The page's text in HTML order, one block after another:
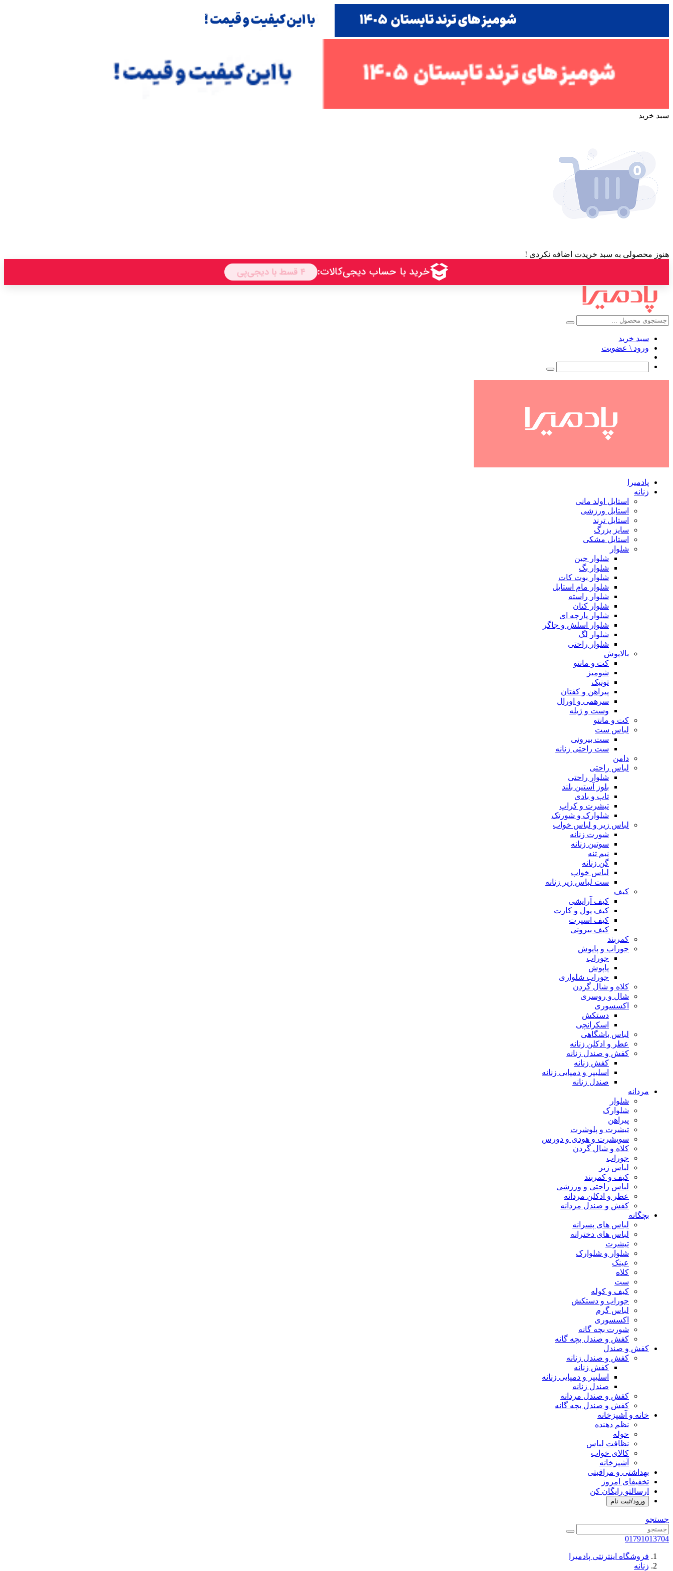
سبد خرید
هنوز محصولی به سبد خریدت اضافه نکردی !
سبد خرید
ورود \ عضویت
پادمیرا
زنانه
استایل اولد مانی
استایل ورزشی
استایل ترند
سایز بزرگ
استایل مشکی
شلوار
شلوار جین
شلوار بگ
شلوار بوت کات
شلوار مام استایل
شلوار راسته
شلوار کتان
شلوار پارچه ای
شلوار اسلش و جاگر
شلوار لگ
شلوار راحتی
بالاپوش
کت و مانتو
شومیز
تونیک
پیراهن و کفتان
سرهمی و اورال
وست و ژیله
کت و مانتو
لباس ست
ست بیرونی
ست راحتی زنانه
دامن
لباس راحتی
شلوار راحتی
بلوز آستین بلند
تاپ و بادی
تیشرت و کراپ
شلوارک و شورتک
لباس زیر و لباس خواب
شورت زنانه
سوتین زنانه
نیم تنه
گن زنانه
لباس خواب
ست لباس زیر زنانه
کیف
کیف آرایشی
کیف پول و کارت
کیف اسپرت
کیف بیرونی
کمربند
جوراب و پاپوش
جوراب
پاپوش
جوراب شلواری
کلاه و شال گردن
شال و روسری
اکسسوری
دستکش
اسکرانچی
لباس باشگاهی
عطر و ادکلن زنانه
کفش و صندل زنانه
کفش زنانه
اسلیپر و دمپایی زنانه
صندل زنانه
مردانه
شلوار
شلوارک
پیراهن
تیشرت و پلوشرت
سویشرت و هودی و دورس
کلاه و شال گردن
جوراب
لباس زیر
کیف و کمربند
لباس راحتی و ورزشی
عطر و ادکلن مردانه
کفش و صندل مردانه
بچگانه
لباس های پسرانه
لباس های دخترانه
تیشرت
شلوار و شلوارک
عینک
کلاه
ست
کیف و کوله
جوراب و دستکش
لباس گرم
اکسسوری
شورت بچه گانه
کفش و صندل بچه گانه
کفش و صندل
کفش و صندل زنانه
کفش زنانه
اسلیپر و دمپایی زنانه
صندل زنانه
کفش و صندل مردانه
کفش و صندل بچه گانه
خانه و آشپزخانه
نظم دهنده
حوله
نظافت لباس
کالای خواب
آشپزخانه
بهداشتی و مراقبتی
تخفیفای امروز
ارسالتو رایگان کن
ورود/ثبت نام
جستجو
01791013704
فروشگاه اینترنتی پادمیرا
زنانه